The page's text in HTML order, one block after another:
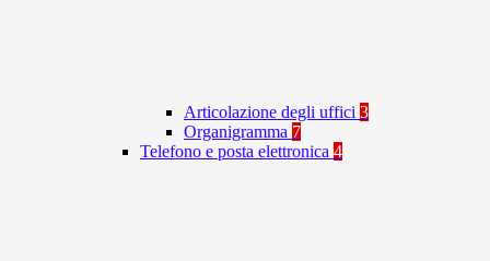
Articolazione degli uffici 3
Organigramma 7
Telefono e posta elettronica 4